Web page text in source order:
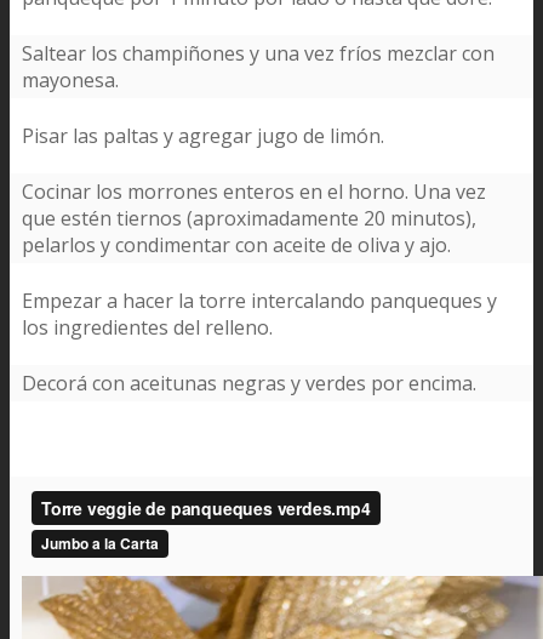
Saltear los champiñones y una vez fríos mezclar con
mayonesa.
Pisar las paltas y agregar jugo de limón.
Cocinar los morrones enteros en el horno. Una vez
que estén tiernos (aproximadamente 20 minutos),
pelarlos y condimentar con aceite de oliva y ajo.
Empezar a hacer la torre intercalando panqueques y
los ingredientes del relleno.
Decorá con aceitunas negras y verdes por encima.